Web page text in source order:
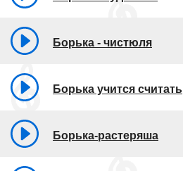
Борька - чистюля
Борька учится считать
Борька-растеряша